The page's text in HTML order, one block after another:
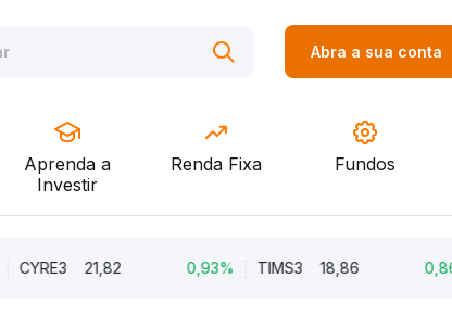
Abra a sua conta
Aprenda a
Investir
Renda Fixa Fundos
CYRE3 21,82 0,93% TIMS3 18,86 0,86%